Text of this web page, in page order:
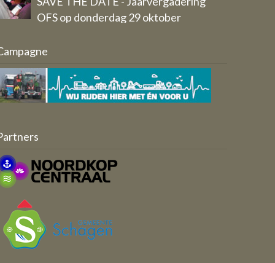
Ondernemersfonds Schagen
Aangeleverd door: Werkgroep
Ondernemersfonds Schagen 2.0